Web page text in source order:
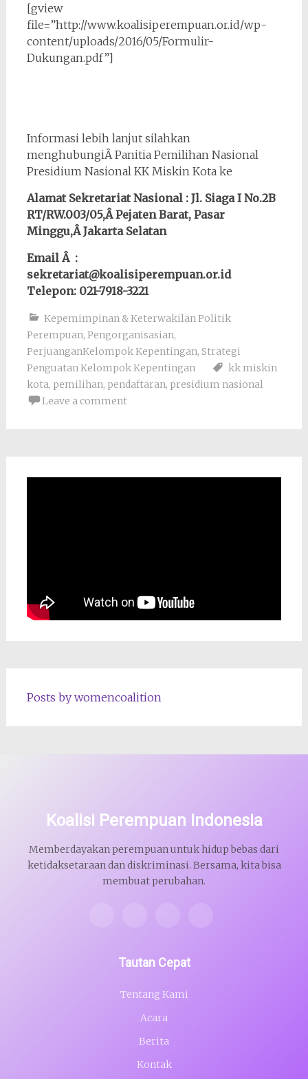
[gview
file=”http://www.koalisiperempuan.or.id/wp-
content/uploads/2016/05/Formulir-
Dukungan.pdf”]
Informasi lebih lanjut silahkan
menghubungiÂ Panitia Pemilihan Nasional
Presidium Nasional KK Miskin Kota ke
Alamat Sekretariat Nasional : Jl. Siaga I No.2B
RT/RW.003/05,Â Pejaten Barat, Pasar
Minggu,Â Jakarta Selatan
Email Â :
sekretariat@koalisiperempuan.or.id
Telepon: 021-7918-3221
Kepemimpinan & Keterwakilan Politik
Perempuan, Pengorganisasian,
PerjuanganKelompok Kepentingan, Strategi
Penguatan Kelompok Kepentingan
kk miskin
kota, pemilihan, pendaftaran, presidium nasional
Leave a comment
Posts by womencoalition
Koalisi Perempuan Indonesia
Memberdayakan perempuan untuk hidup bebas dari
ketidaksetaraan dan diskriminasi. Bersama, kita bisa
membuat perubahan.
Tautan Cepat
Tentang Kami
Acara
Berita
Kontak